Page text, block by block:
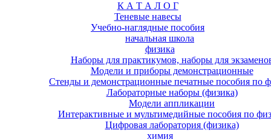
К А Т А Л О Г
Теневые навесы
Учебно-наглядные пособия
начальная школа
физика
Наборы для практикумов, наборы для
Модели и приборы демонстрационные
Стенды и демонстрационные печатные пособия по
Лабораторные наборы (физика)
Модели аппликации
Интерактивные и мультимедийные пособия по
Цифровая лаборатория (физика)
химия